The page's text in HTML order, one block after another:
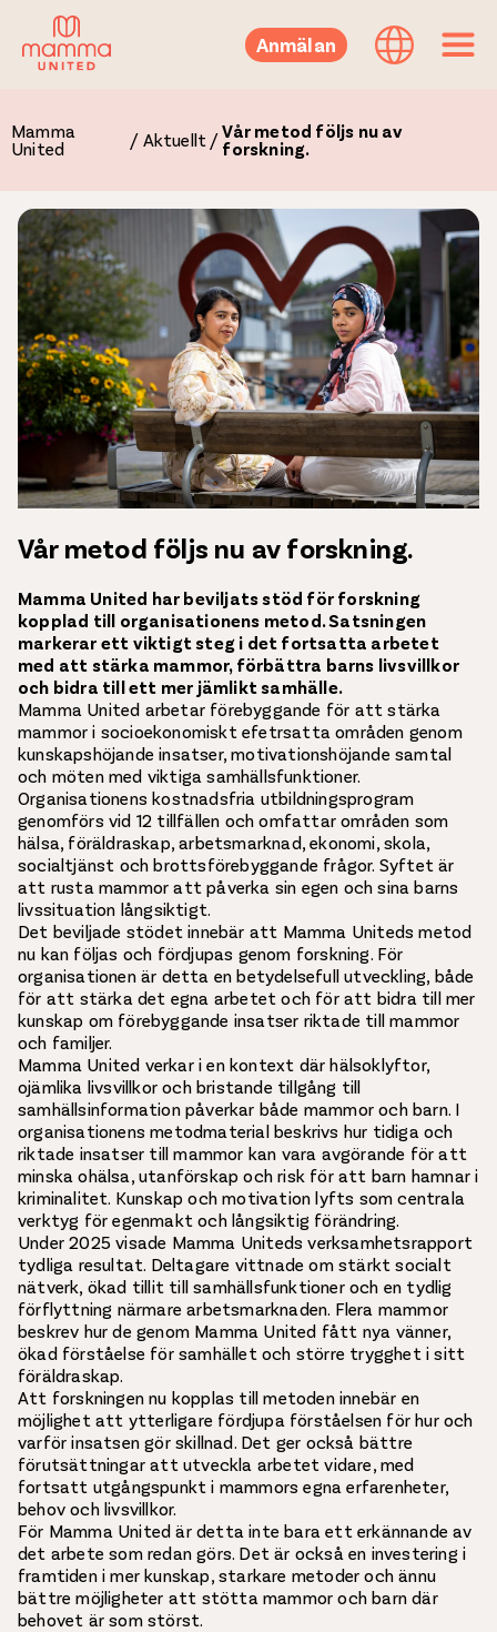
Anmälan
Mamma
United
/ Aktuellt / Vår metod följs nu av
forskning.
Vår metod följs nu av forskning.
Mamma United har beviljats stöd för forskning
kopplad till organisationens metod. Satsningen
markerar ett viktigt steg i det fortsatta arbetet
med att stärka mammor, förbättra barns livsvillkor
och bidra till ett mer jämlikt samhälle.
Mamma United arbetar förebyggande för att stärka
mammor i socioekonomiskt efetrsatta områden genom
kunskapshöjande insatser, motivationshöjande samtal
och möten med viktiga samhällsfunktioner.
Organisationens kostnadsfria utbildningsprogram
genomförs vid 12 tillfällen och omfattar områden som
hälsa, föräldraskap, arbetsmarknad, ekonomi, skola,
socialtjänst och brottsförebyggande frågor. Syftet är
att rusta mammor att påverka sin egen och sina barns
livssituation långsiktigt.
Det beviljade stödet innebär att Mamma Uniteds metod
nu kan följas och fördjupas genom forskning. För
organisationen är detta en betydelsefull utveckling, både
för att stärka det egna arbetet och för att bidra till mer
kunskap om förebyggande insatser riktade till mammor
och familjer.
Mamma United verkar i en kontext där hälsoklyftor,
ojämlika livsvillkor och bristande tillgång till
samhällsinformation påverkar både mammor och barn. I
organisationens metodmaterial beskrivs hur tidiga och
riktade insatser till mammor kan vara avgörande för att
minska ohälsa, utanförskap och risk för att barn hamnar i
kriminalitet. Kunskap och motivation lyfts som centrala
verktyg för egenmakt och långsiktig förändring.
Under 2025 visade Mamma Uniteds verksamhetsrapport
tydliga resultat. Deltagare vittnade om stärkt socialt
nätverk, ökad tillit till samhällsfunktioner och en tydlig
förflyttning närmare arbetsmarknaden. Flera mammor
beskrev hur de genom Mamma United fått nya vänner,
ökad förståelse för samhället och större trygghet i sitt
föräldraskap.
Att forskningen nu kopplas till metoden innebär en
möjlighet att ytterligare fördjupa förståelsen för hur och
varför insatsen gör skillnad. Det ger också bättre
förutsättningar att utveckla arbetet vidare, med
fortsatt utgångspunkt i mammors egna erfarenheter,
behov och livsvillkor.
För Mamma United är detta inte bara ett erkännande av
det arbete som redan görs. Det är också en investering i
framtiden i mer kunskap, starkare metoder och ännu
bättre möjligheter att stötta mammor och barn där
behovet är som störst.